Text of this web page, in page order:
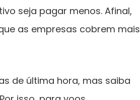
seja pagar menos. Afinal,
as empresas cobrem mais
de última hora, mas saiba